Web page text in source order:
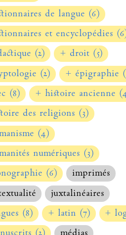
de langue (6)
et encyclopédies
(2)
+ droit (5)
(2)
+ épigraphie
(8)
+ histoire ancienne
des religions (3)
(4)
numériques (3)
(6)
imprimés
juxtalinéaires
(8)
+ latin (7)
+